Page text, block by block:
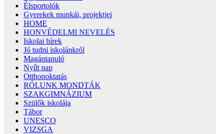
Élsportolók
Gyerekek munkái, projektjei
HOME
HONVÉDELMI NEVELÉS
Iskolai hírek
Jó tudni iskolánkról
Magántanuló
Nyílt nap
Otthonoktatás
RÓLUNK MONDTÁK
SZAKGIMNÁZIUM
Szülők iskolája
Tábor
UNESCO
VIZSGA